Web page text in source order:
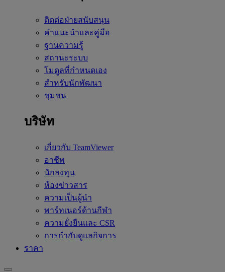
ติดต่อฝ่ายสนับสนุน
คำแนะนำและคู่มือ
ฐานความรู้
สถานะระบบ
โมดูลที่กำหนดเอง
สำหรับนักพัฒนา
ชุมชน
บริษัท
เกี่ยวกับ TeamViewer
อาชีพ
นักลงทุน
ห้องข่าวสาร
ความเป็นผู้นำ
พาร์ทเนอร์ด้านกีฬา
ความยั่งยืนและ CSR
การกำกับดูแลกิจการ
ราคา